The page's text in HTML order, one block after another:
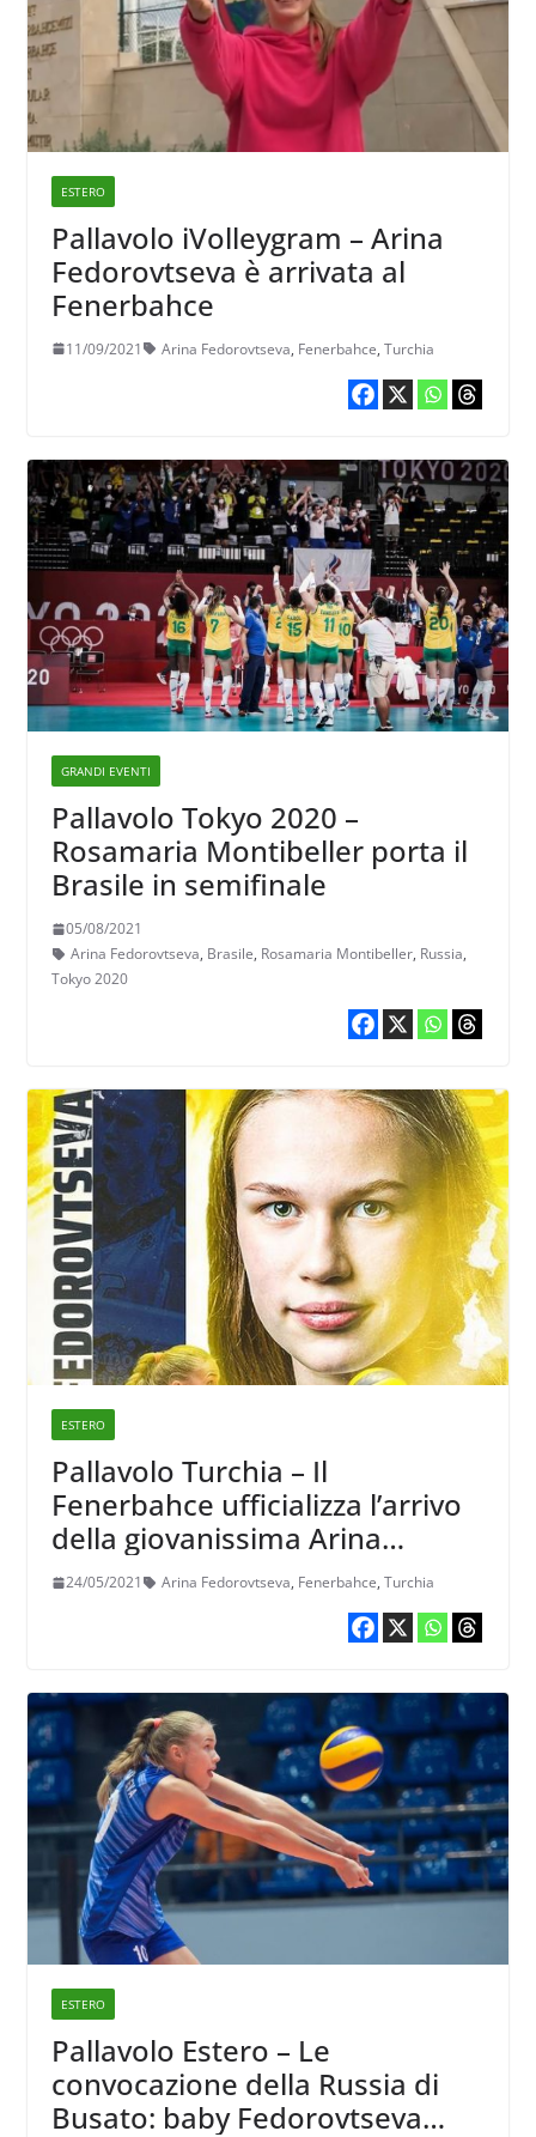
ESTERO
Pallavolo iVolleygram – Arina
Fedorovtseva è arrivata al
Fenerbahce
11/09/2021 Arina Fedorovtseva, Fenerbahce, Turchia
GRANDI EVENTI
Pallavolo Tokyo 2020 –
Rosamaria Montibeller porta il
Brasile in semifinale
05/08/2021
Arina Fedorovtseva, Brasile, Rosamaria Montibeller, Russia,
Tokyo 2020
ESTERO
Pallavolo Turchia – Il
Fenerbahce ufficializza l’arrivo
della giovanissima Arina
Fedorovtseva
24/05/2021 Arina Fedorovtseva, Fenerbahce, Turchia
ESTERO
Pallavolo Estero – Le
convocazione della Russia di
Busato: baby Fedorovtseva